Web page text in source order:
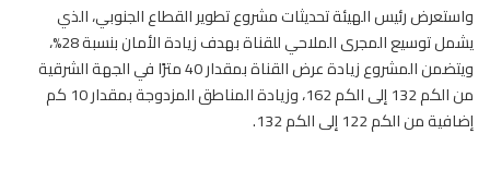
واستعرض رئيس الهيئة تحديثات مشروع تطوير القطاع الجنوبي، الذي
يشمل توسيع المجرى الملاحي للقناة بهدف زيادة الأمان بنسبة 28%،
ويتضمن المشروع زيادة عرض القناة بمقدار 40 مترًا في الجهة الشرقية
من الكم 132 إلى الكم 162، وزيادة المناطق المزدوجة بمقدار 10 كم
إضافية من الكم 122 إلى الكم 132.